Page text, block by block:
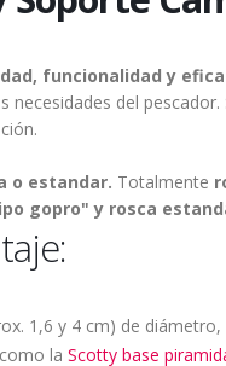
funcionalidad y
necesidades del
o estandar. Totalmente
gopro" y rosca
1,6 y 4 cm) de
la Scotty base